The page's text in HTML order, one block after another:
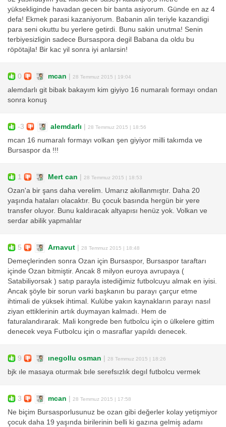
yüksekliginde havadan gecen bir banta asiyorum. Günde en az 4
defa! Ekmek parasi kazaniyorum. Babanin alin teriyle kazandigi
para seni okuttu bu yerlere getirdi. Bunu sakin unutma! Senin
terbiyesizligin sadece Bursaspora degil Babana da oldu bu
röpötajla! Bir kac yil sonra iyi anlarsin!
0 mcan 28 Temmuz 2015 | 19:04
alemdarlı git bibak bakayım kim giyiyo 16 numaralı formayı ondan
sonra konuş
-3 alemdarlı 28 Temmuz 2015 | 18:56
mcan 16 numaralı formayı volkan şen giyiyor milli takımda ve
Bursaspor da !!!
1 Mert can 28 Temmuz 2015 | 18:53
Ozan'a bir şans daha verelim. Umarız akıllanmıştır. Daha 20
yaşında hataları olacaktır. Bu çocuk basında hergün bir yere
transfer oluyor. Bunu kaldıracak altyapısı henüz yok. Volkan ve
serdar abilik yapmalılar
5 Arnavut 28 Temmuz 2015 | 18:48
Demeçlerinden sonra Ozan için Bursaspor, Bursaspor taraftarı
içinde Ozan bitmiştir. Ancak 8 milyon euroya avrupaya (
Satabiliyorsak ) satıp parayla istediğimiz futbolcuyu almak en iyisi.
Ancak şöyle bir sorun varki başkanın bu parayı çarçur etme
ihtimali de yüksek ihtimal. Kulübe yakın kaynakların parayı nasıl
ziyan ettiklerinin artık duymayan kalmadı. Hem de
faturalandırarak. Mali kongrede ben futbolcu için o ülkelere gittim
denecek veya Futbolcu için o masraflar yapıldı denecek.
9 ınegollu osman 28 Temmuz 2015 | 18:26
bjk ıle masaya oturmak bıle serefsızlık degıl futbolcu vermek
3 mcan 28 Temmuz 2015 | 17:58
Ne biçim Bursasporlusunuz be ozan gibi değerler kolay yetişmiyor
çocuk daha 19 yaşında birilerinin belli ki gazına gelmiş adamı